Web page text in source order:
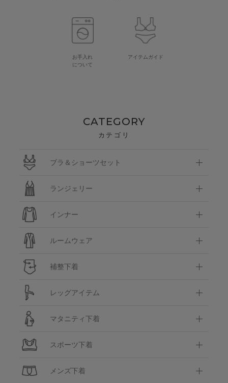
お手入れ
について
アイテムガイド
CATEGORY
カテゴリ
ブラ＆ショーツセット
ランジェリー
インナー
ルームウェア
補整下着
レッグアイテム
マタニティ下着
スポーツ下着
メンズ下着